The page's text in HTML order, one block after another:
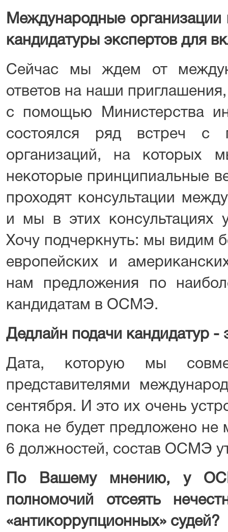
Международные
кандидатуры экспертов для
Сейчас мы ждем от
ответов на наши
с помощью Министерства
состоялся ряд встреч с
организаций, на которых
некоторые принципиальные
проходят консультации
и мы в этих консультациях
Хочу подчеркнуть: мы видим
европейских и
нам предложения по
кандидатам в ОСМЭ.
Дедлайн подачи кандидатур -
Дата, которую мы
представителями
сентября. И это их очень
пока не будет предложено не
6 должностей, состав ОСМЭ
По Вашему мнению, у
полномочий отсеять
«антикоррупционных» судей?